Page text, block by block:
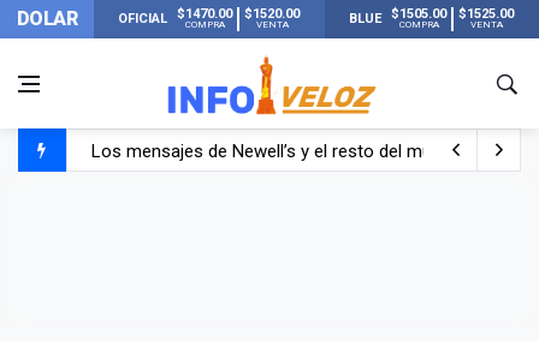
DOLAR OFICIAL $1470.00
COMPRA
$1520.00
VENTA BLUE $1505.00
COMPRA
$1525.00
VENTA
Los mensajes de Newell’s y el resto del mundo del